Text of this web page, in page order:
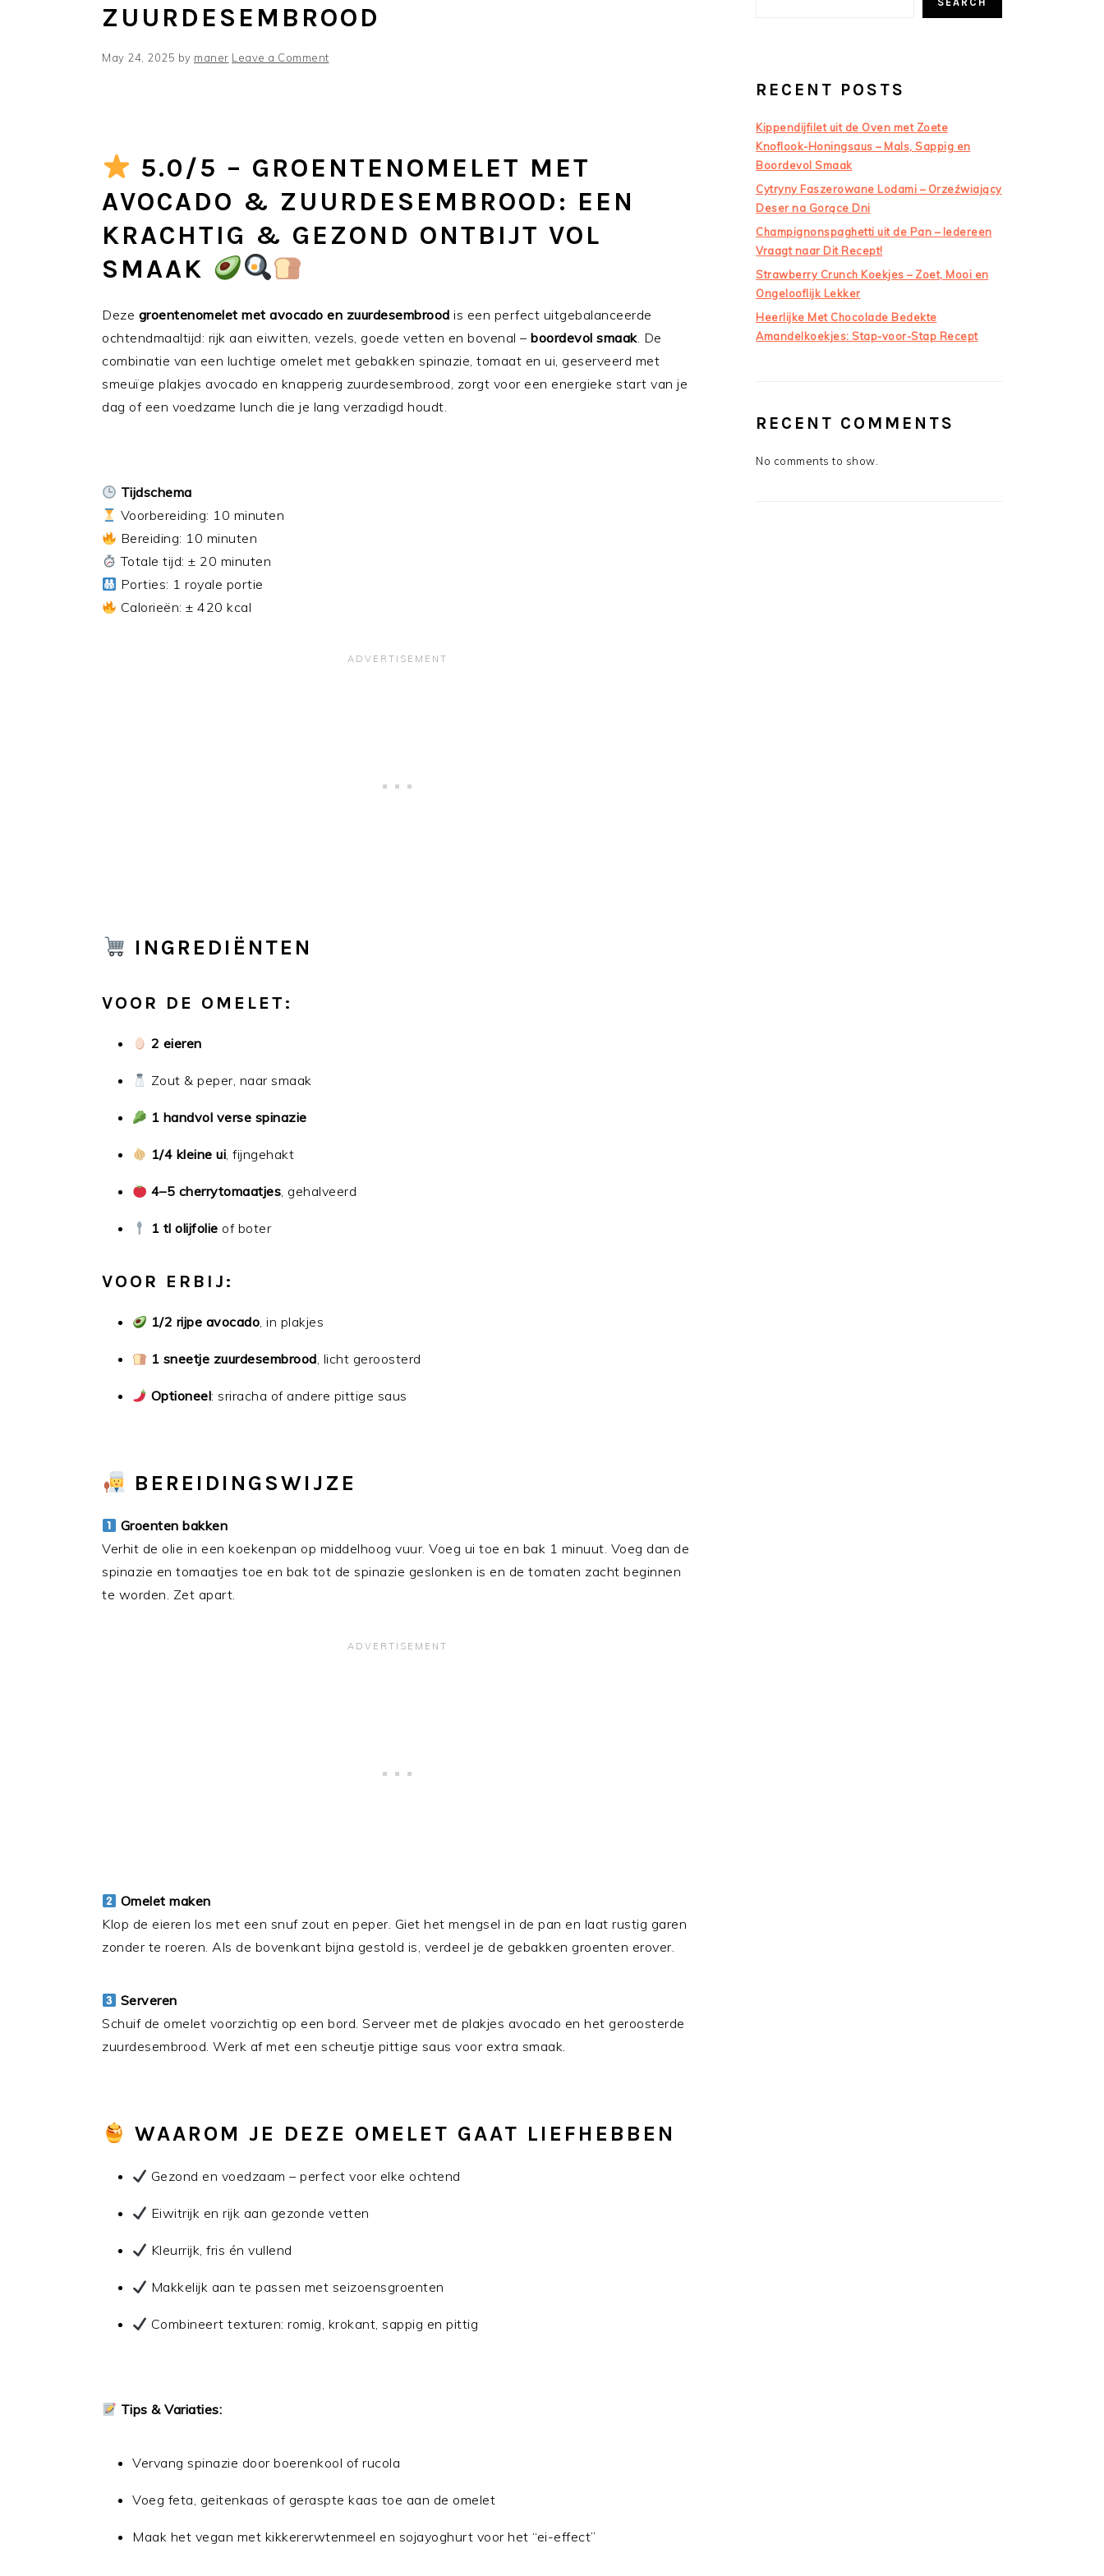
ZUURDESEMBROOD
May 24, 2025 by maner Leave a Comment
5.0/5 – GROENTENOMELET MET
AVOCADO & ZUURDESEMBROOD: EEN
KRACHTIG & GEZOND ONTBIJT VOL
SMAAK
Deze groentenomelet met avocado en zuurdesembrood is een perfect uitgebalanceerde
ochtendmaaltijd: rijk aan eiwitten, vezels, goede vetten en bovenal – boordevol smaak. De
combinatie van een luchtige omelet met gebakken spinazie, tomaat en ui, geserveerd met
smeuïge plakjes avocado en knapperig zuurdesembrood, zorgt voor een energieke start van je
dag of een voedzame lunch die je lang verzadigd houdt.
Tijdschema
Voorbereiding: 10 minuten
Bereiding: 10 minuten
Totale tijd: ± 20 minuten
Porties: 1 royale portie
Calorieën: ± 420 kcal
INGREDIËNTEN
VOOR DE OMELET:
2 eieren
Zout & peper, naar smaak
1 handvol verse spinazie
1/4 kleine ui, fijngehakt
4–5 cherrytomaatjes, gehalveerd
1 tl olijfolie of boter
VOOR ERBIJ:
1/2 rijpe avocado, in plakjes
1 sneetje zuurdesembrood, licht geroosterd
Optioneel: sriracha of andere pittige saus
BEREIDINGSWIJZE
Groenten bakken
Verhit de olie in een koekenpan op middelhoog vuur. Voeg ui toe en bak 1 minuut. Voeg dan de
spinazie en tomaatjes toe en bak tot de spinazie geslonken is en de tomaten zacht beginnen
te worden. Zet apart.
Omelet maken
Klop de eieren los met een snuf zout en peper. Giet het mengsel in de pan en laat rustig garen
zonder te roeren. Als de bovenkant bijna gestold is, verdeel je de gebakken groenten erover.
Serveren
Schuif de omelet voorzichtig op een bord. Serveer met de plakjes avocado en het geroosterde
zuurdesembrood. Werk af met een scheutje pittige saus voor extra smaak.
WAAROM JE DEZE OMELET GAAT LIEFHEBBEN
Gezond en voedzaam – perfect voor elke ochtend
Eiwitrijk en rijk aan gezonde vetten
Kleurrijk, fris én vullend
Makkelijk aan te passen met seizoensgroenten
Combineert texturen: romig, krokant, sappig en pittig
Tips & Variaties:
Vervang spinazie door boerenkool of rucola
Voeg feta, geitenkaas of geraspte kaas toe aan de omelet
Maak het vegan met kikkererwtenmeel en sojayoghurt voor het “ei-effect”
RECENT POSTS
Kippendijfilet uit de Oven met Zoete
Knoflook-Honingsaus – Mals, Sappig en
Boordevol Smaak
Cytryny Faszerowane Lodami – Orzeźwiający
Deser na Gorące Dni
Champignonspaghetti uit de Pan – Iedereen
Vraagt naar Dit Recept!
Strawberry Crunch Koekjes – Zoet, Mooi en
Ongelooflijk Lekker
Heerlijke Met Chocolade Bedekte
Amandelkoekjes: Stap-voor-Stap Recept
RECENT COMMENTS
No comments to show.